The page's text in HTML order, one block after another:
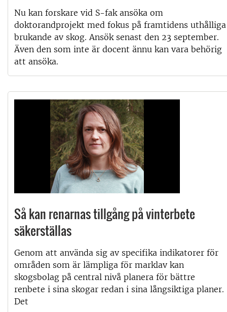
Nu kan forskare vid S-fak ansöka om
doktorandprojekt med fokus på framtidens uthålliga
brukande av skog. Ansök senast den 23 september.
Även den som inte är docent ännu kan vara behörig
att ansöka.
Så kan renarnas tillgång på vinterbete
säkerställas
Genom att använda sig av specifika indikatorer för
områden som är lämpliga för marklav kan
skogsbolag på central nivå planera för bättre
renbete i sina skogar redan i sina långsiktiga planer.
Det